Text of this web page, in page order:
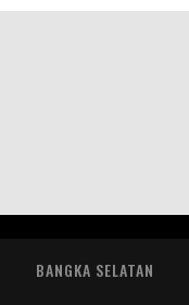
BANGKA SELATAN